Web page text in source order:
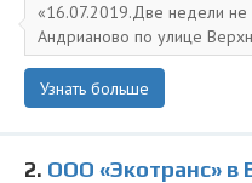
16.07.2019.Две недели не
Андрианово по улице
Узнать больше
2. ООО «Экотранс» в